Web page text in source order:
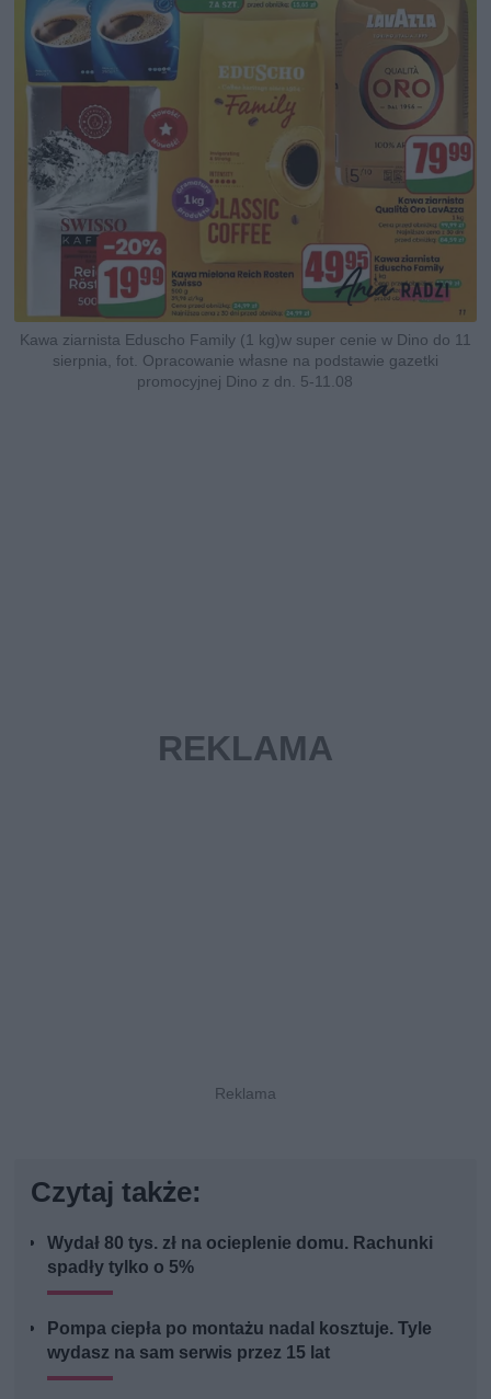
Kawa ziarnista Eduscho Family (1 kg)w super cenie w Dino do 11
sierpnia, fot. Opracowanie własne na podstawie gazetki
promocyjnej Dino z dn. 5-11.08
Czytaj także:
Wydał 80 tys. zł na ocieplenie domu. Rachunki
spadły tylko o 5%
Pompa ciepła po montażu nadal kosztuje. Tyle
wydasz na sam serwis przez 15 lat